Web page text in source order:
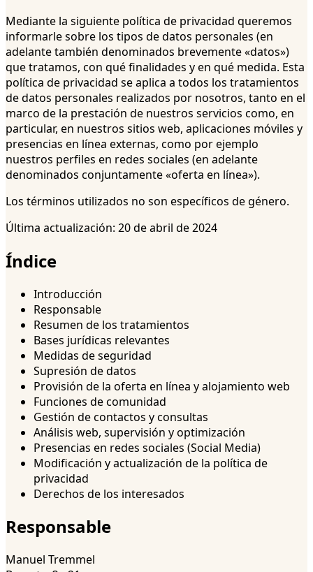
Mediante la siguiente política de privacidad queremos
informarle sobre los tipos de datos personales (en
adelante también denominados brevemente «datos»)
que tratamos, con qué finalidades y en qué medida. Esta
política de privacidad se aplica a todos los tratamientos
de datos personales realizados por nosotros, tanto en el
marco de la prestación de nuestros servicios como, en
particular, en nuestros sitios web, aplicaciones móviles y
presencias en línea externas, como por ejemplo
nuestros perfiles en redes sociales (en adelante
denominados conjuntamente «oferta en línea»).
Los términos utilizados no son específicos de género.
Última actualización: 20 de abril de 2024
Índice
Introducción
Responsable
Resumen de los tratamientos
Bases jurídicas relevantes
Medidas de seguridad
Supresión de datos
Provisión de la oferta en línea y alojamiento web
Funciones de comunidad
Gestión de contactos y consultas
Análisis web, supervisión y optimización
Presencias en redes sociales (Social Media)
Modificación y actualización de la política de
privacidad
Derechos de los interesados
Responsable
Manuel Tremmel